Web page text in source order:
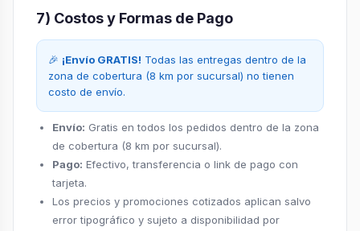
7) Costos y Formas de Pago
🎉 ¡Envío GRATIS! Todas las entregas dentro de la
zona de cobertura (8 km por sucursal) no tienen
costo de envío.
Envío: Gratis en todos los pedidos dentro de la zona
de cobertura (8 km por sucursal).
Pago: Efectivo, transferencia o link de pago con
tarjeta.
Los precios y promociones cotizados aplican salvo
error tipográfico y sujeto a disponibilidad por